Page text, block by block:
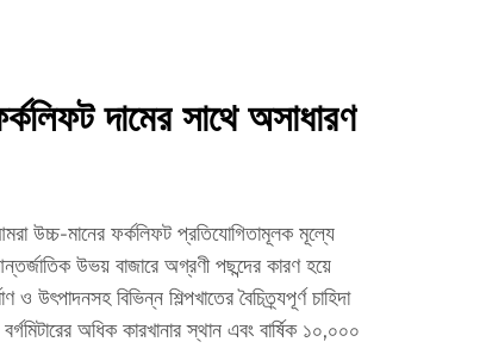
দামের সাথে অসাধারণ
উচ্চ-মানের ফর্কলিফট প্রতিযোগিতামূলক মূল্যে
উভয় বাজারে অগ্রণী পছন্দের কারণ হয়ে
উৎপাদনসহ বিভিন্ন শিল্পখাতের বৈচিত্র্যপূর্ণ চাহিদা
অধিক কারখানার স্থান এবং বার্ষিক ১০,০০০